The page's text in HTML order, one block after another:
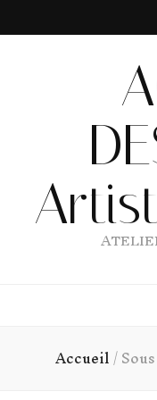
Accueil/